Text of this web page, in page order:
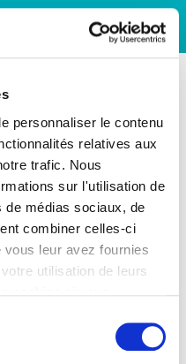
personnaliser le contenu
relatives aux
trafic. Nous
sur l'utilisation de
de médias sociaux, de
combiner celles-ci
leur avez fournies
utilisation de leurs